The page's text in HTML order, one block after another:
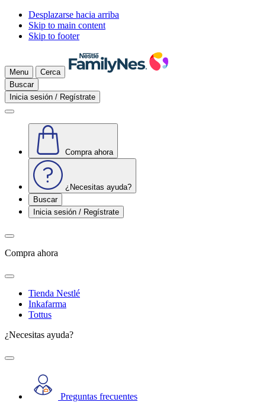
Desplazarse hacia arriba
Skip to main content
Skip to footer
Menu
Cerca
Buscar
Inicia sesión / Regístrate
Compra ahora
¿Necesitas ayuda?
Buscar
Inicia sesión / Regístrate
Compra ahora
Tienda Nestlé
Inkafarma
Tottus
¿Necesitas ayuda?
Preguntas frecuentes